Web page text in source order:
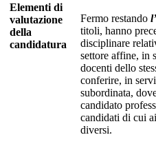
Elementi di
valutazione
della
candidatura
Fermo restando
titoli, hanno
disciplinare
settore affine, in
docenti dello
conferire, in
subordinata,
candidato
candidati di cui
diversi.